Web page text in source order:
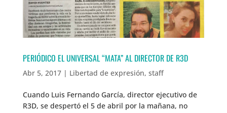
PERIÓDICO EL UNIVERSAL “MATA” AL DIRECTOR DE R3D
Abr 5, 2017| Libertad de expresión, staff
Cuando Luis Fernando García, director ejecutivo de
R3D, se despertó el 5 de abril por la mañana, no